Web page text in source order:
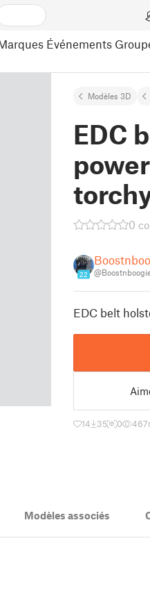
Événements
Modèles 3D
EDC
0
22
EDC belt
14 35 0 467
Modèles associés